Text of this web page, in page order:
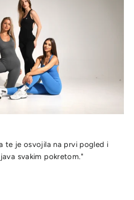
te je osvojila na prvi pogled i
svakim pokretom."